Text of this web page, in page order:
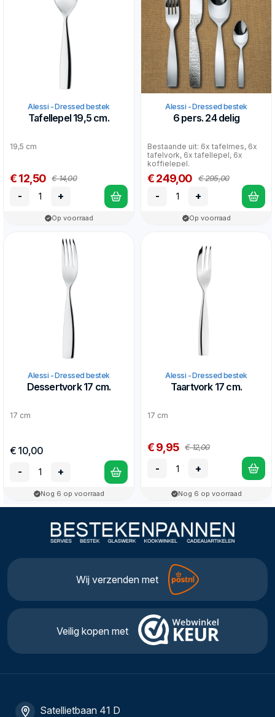
Alessi - Dressed bestek
Tafellepel 19,5 cm.
19,5 cm
€ 12,50 € 14,00
- +
Op voorraad
Alessi - Dressed bestek
6 pers. 24 delig
Bestaande uit: 6x tafelmes, 6x
tafelvork, 6x tafellepel, 6x
koffielepel.
€ 249,00 € 295,00
- +
Op voorraad
Alessi - Dressed bestek
Dessertvork 17 cm.
17 cm
€ 10,00
-
+
Nog 6 op voorraad
Alessi - Dressed bestek
Taartvork 17 cm.
17 cm
€ 9,95 € 12,00
- +
Nog 6 op voorraad
Wij verzenden met
Veilig kopen met
Satellietbaan 41 D